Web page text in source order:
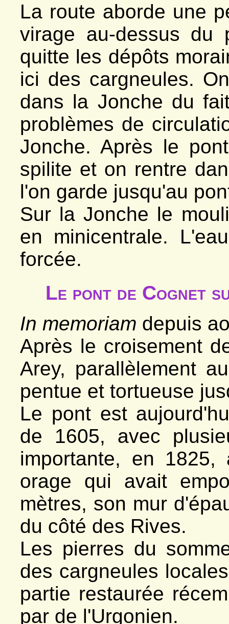
La route aborde une
virage au-dessus
quitte les dépôts
ici des cargneules.
dans la Jonche du
problèmes de
Jonche. Après le
spilite et on rentre
l'on garde jusqu'au
Sur la Jonche le
en minicentrale.
forcée.
Le pont de Cognet
In memoriam depuis
Après le croisement
Arey, parallèlement
pentue et tortueuse
Le pont est
de 1605, avec
importante, en
orage qui avait
mètres, son mur
du côté des Rives.
Les pierres du
des cargneules
partie restaurée
par de l'Urgonien.